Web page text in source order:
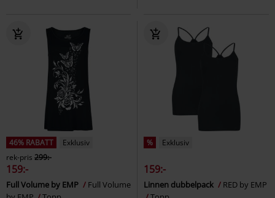
46% RABATT
Exklusiv
rek-pris 299:-
159:-
Full Volume by EMP
Full Volume
% Exklusiv
159:-
Linnen dubbelpack
RED by EMP